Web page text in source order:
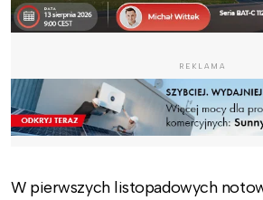
REKLAMA
W pierwszych listopadowych